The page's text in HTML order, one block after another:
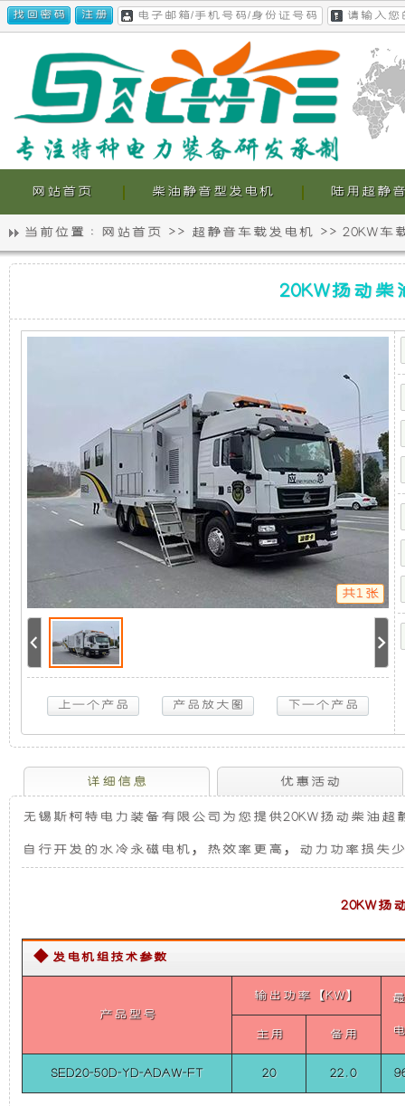
陆用超静
我
们
的
静
音
发
电
用
全
新
设
音
更
低，
柴油静音型发电机
静
发
机
组，
是
相
放
式
发
电
组
而
言，
在
网站首页
当前位置 : 网站首页 >> 超静音车载发电机 >> 20KW车
20KW
扬
动
柴
油
超
静
音
车
载
发
电
机
组
【分
体
式
变
频
全
水
冷
单
相
50HZ】
20KW
扬
动
静
音
车
载
发
电
机
组
【分
体
式
变
频
全
水
冷
单
相
20KW扬动
共1张
详细信息 优惠活动
无锡斯柯特电力装备有限公司为您提供20KW扬动柴油
自行开发的水冷永磁电机，热效率更高，动力功率损失
20KW扬
◆ 发电机组技术参数
产品型号
输出功率【KW】
主用 备用
SED20-50D-YD-ADAW-FT 20 22.0